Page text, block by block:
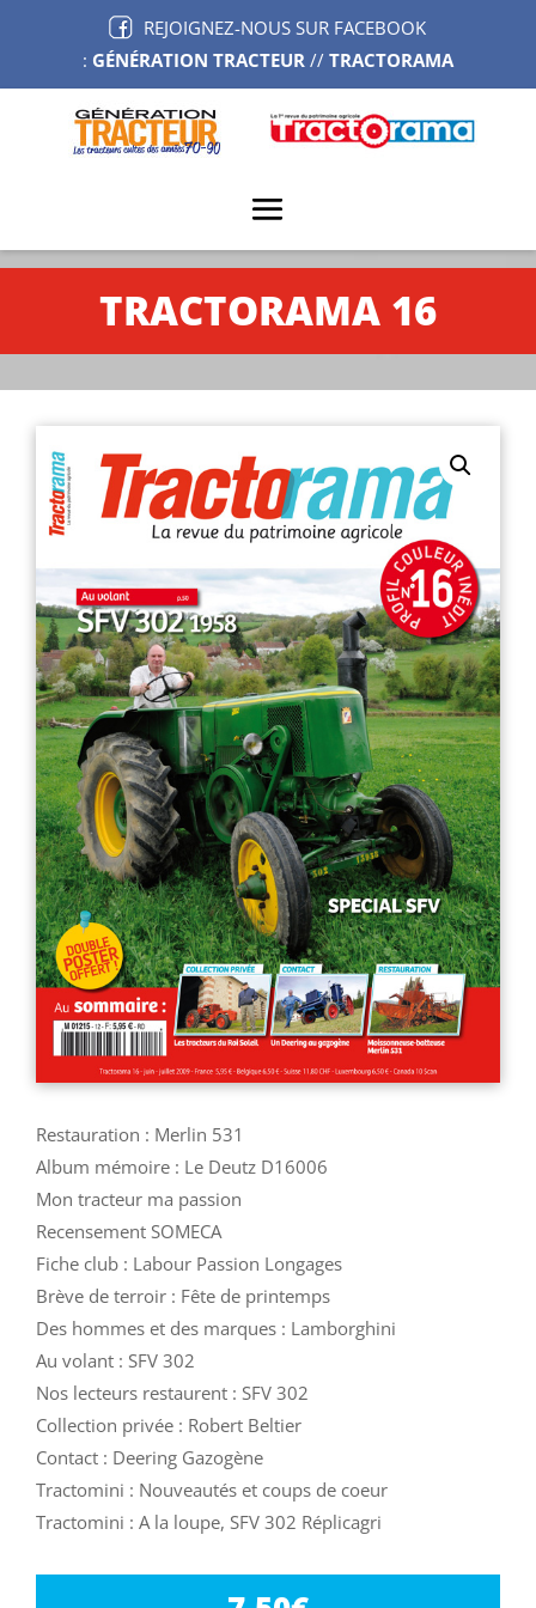
REJOIGNEZ-NOUS SUR FACEBOOK
: GÉNÉRATION TRACTEUR// TRACTORAMA
TRACTORAMA 16
Restauration : Merlin 531
Album mémoire : Le Deutz D16006
Mon tracteur ma passion
Recensement SOMECA
Fiche club : Labour Passion Longages
Brève de terroir : Fête de printemps
Des hommes et des marques : Lamborghini
Au volant : SFV 302
Nos lecteurs restaurent : SFV 302
Collection privée : Robert Beltier
Contact : Deering Gazogène
Tractomini : Nouveautés et coups de coeur
Tractomini : A la loupe, SFV 302 Réplicagri